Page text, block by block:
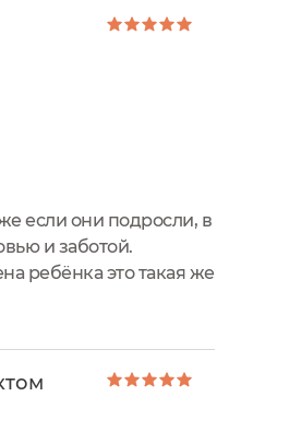
если они подросли, в
и заботой.
ребёнка это такая же